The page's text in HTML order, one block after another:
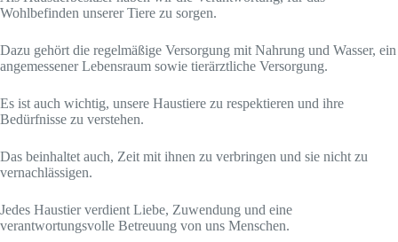
Wohlbefinden unserer Tiere zu sorgen.
Dazu gehört die regelmäßige Versorgung mit Nahrung und Wasser, ein
angemessener Lebensraum sowie tierärztliche Versorgung.
Es ist auch wichtig, unsere Haustiere zu respektieren und ihre
Bedürfnisse zu verstehen.
Das beinhaltet auch, Zeit mit ihnen zu verbringen und sie nicht zu
vernachlässigen.
Jedes Haustier verdient Liebe, Zuwendung und eine
verantwortungsvolle Betreuung von uns Menschen.